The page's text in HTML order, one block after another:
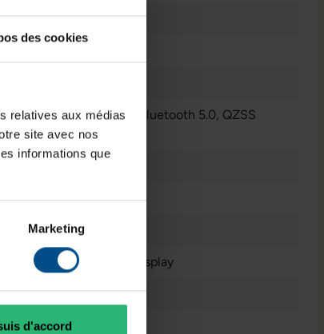
des cookies
relatives aux médias
site avec nos
informations que
Marketing
d'accord
0,99 W/kg
Galileo, GPS, NFC , Bluetooth 5.0, QZSS
Afficher plus
iOS
6
Super Retina XDR Display
1x Lightning
6,1 pouces